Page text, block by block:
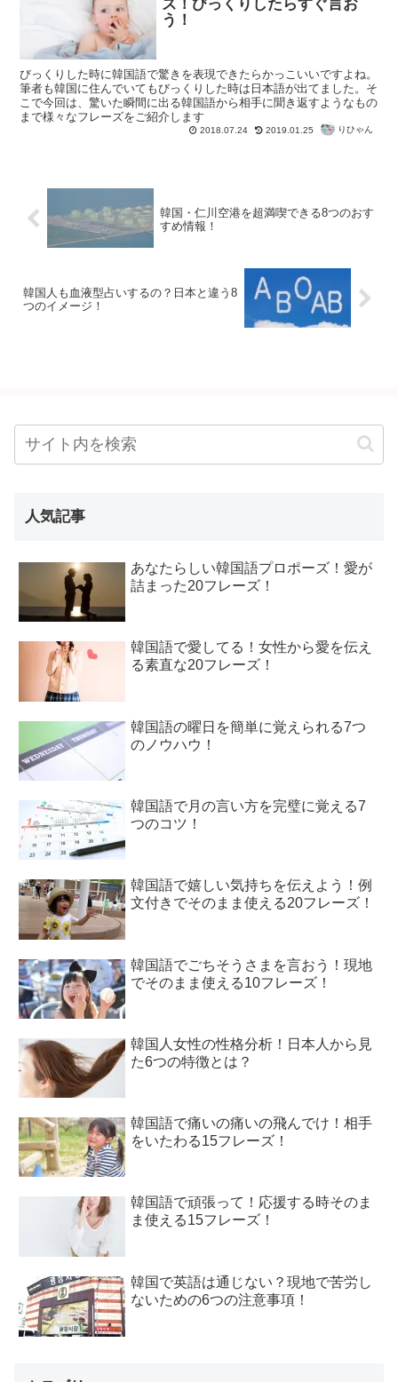
ズ！びっくりしたらすぐ言お
う！
びっくりした時に韓国語で驚きを表現できたらかっこいいですよね。
筆者も韓国に住んでいてもびっくりした時は日本語が出てました。そ
こで今回は、驚いた瞬間に出る韓国語から相手に聞き返すようなもの
まで様々なフレーズをご紹介します
2018.07.24 2019.01.25 りひゃん
韓国・仁川空港を超満喫できる8つのおす
すめ情報！
韓国人も血液型占いするの？日本と違う8
つのイメージ！
人気記事
あなたらしい韓国語プロポーズ！愛が
詰まった20フレーズ！
韓国語で愛してる！女性から愛を伝え
る素直な20フレーズ！
韓国語の曜日を簡単に覚えられる7つ
のノウハウ！
韓国語で月の言い方を完璧に覚える7
つのコツ！
韓国語で嬉しい気持ちを伝えよう！例
文付きでそのまま使える20フレーズ！
韓国語でごちそうさまを言おう！現地
でそのまま使える10フレーズ！
韓国人女性の性格分析！日本人から見
た6つの特徴とは？
韓国語で痛いの痛いの飛んでけ！相手
をいたわる15フレーズ！
韓国語で頑張って！応援する時そのま
ま使える15フレーズ！
韓国で英語は通じない？現地で苦労し
ないための6つの注意事項！